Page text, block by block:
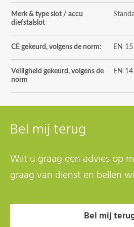
Merk & type slot / accu
diefstalslot
CE gekeurd, volgens de norm: EN
Veiligheid gekeurd, volgens de
norm
EN
Bel mij terug
Wilt u graag een advies op
graag van dienst en bellen
Bel mij